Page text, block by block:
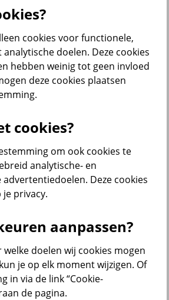
verzekering
melden
ziek melden
cookies voor functionele,
doelen. Deze cookies
hebben weinig tot geen invloed
deze cookies plaatsen
cookies?
om ook cookies te
analytische- en
Deze cookies
privacy.
aanpassen?
welke doelen wij cookies mogen
je op elk moment wijzigen. Of
in via de link “Cookie-
de pagina.